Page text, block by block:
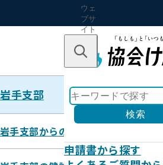
ウェ
ブサ
イト
のナ
ン
キーワードで探す
検索
申請書から探す
岩手支部
岩手支部からのお知らせ